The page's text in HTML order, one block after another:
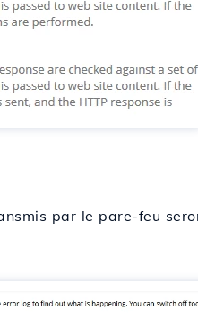
par le pare-feu